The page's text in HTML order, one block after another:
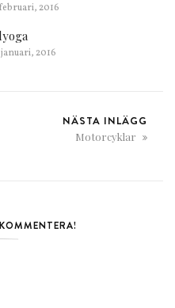
2016
2016
NÄSTA INLÄGG
Motorcyklar